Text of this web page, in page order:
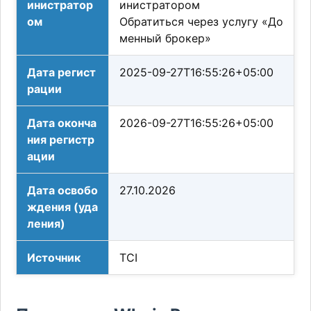
инистратор
ом
инистратором
Обратиться через услугу «До
менный брокер»
Дата регист
рации
2025-09-27T16:55:26+05:00
Дата оконча
ния регистр
ации
2026-09-27T16:55:26+05:00
Дата освобо
ждения (уда
ления)
27.10.2026
Источник TCI